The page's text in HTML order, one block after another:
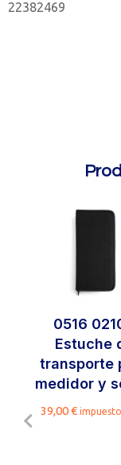
22382469
0516
Estuche
transporte
medidor y
39,00€